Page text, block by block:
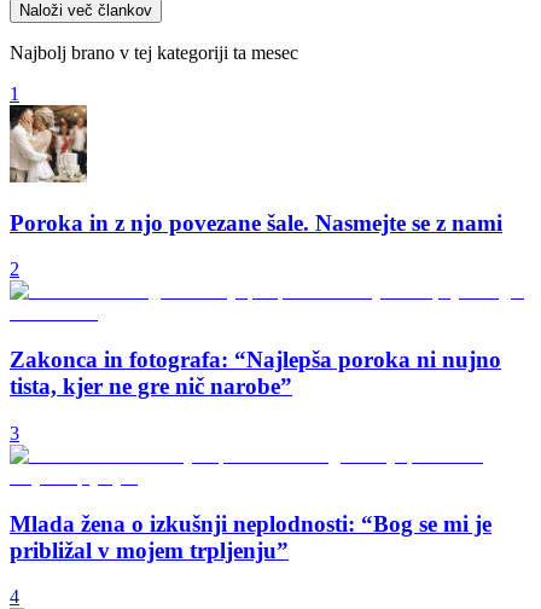
Naloži več člankov
Najbolj brano v tej kategoriji ta mesec
1
Poroka in z njo povezane šale. Nasmejte se z nami
2
Zakonca in fotografa: “Najlepša poroka ni nujno
tista, kjer ne gre nič narobe”
3
Mlada žena o izkušnji neplodnosti: “Bog se mi je
približal v mojem trpljenju”
4